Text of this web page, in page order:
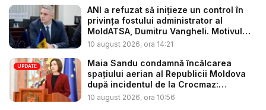
ANI a refuzat să inițieze un control în
privința fostului administrator al
MoldATSA, Dumitru Vangheli. Motivul
in...
10 august 2026, ora 14:21
UPDATE
Maia Sandu condamnă încălcarea
spațiului aerian al Republicii Moldova
după incidentul de la Crocmaz:
„Războ...
10 august 2026, ora 10:56